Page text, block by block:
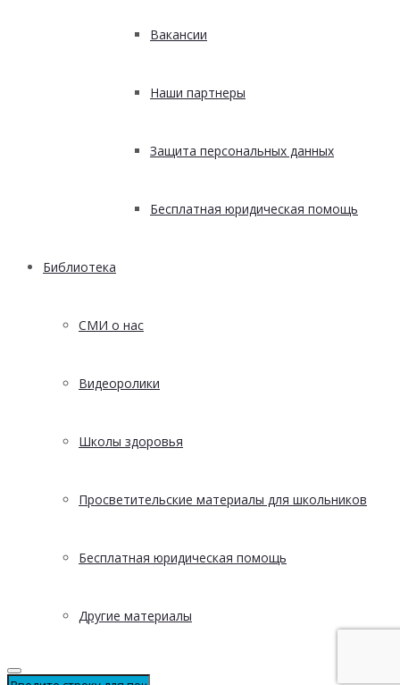
Вакансии
Наши партнеры
Защита персональных данных
Бесплатная юридическая помощь
Библиотека
СМИ о нас
Видеоролики
Школы здоровья
Просветительские материалы для школьников
Бесплатная юридическая помощь
Другие материалы